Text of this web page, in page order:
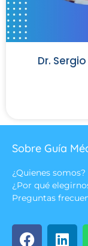
Dr.
Sobre Guía
¿Quienes somos?
¿Por qué
Preguntas